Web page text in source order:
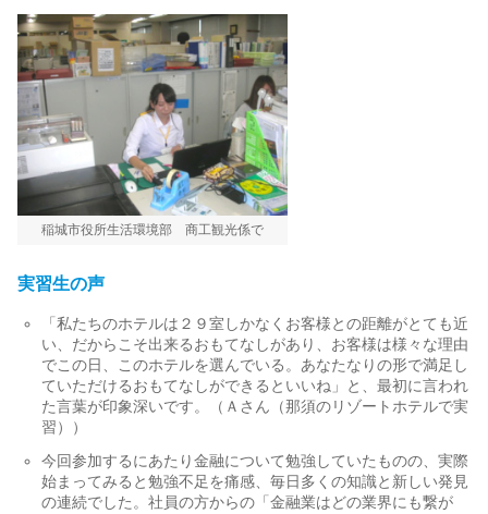
稲城市役所生活環境部 商工観光係で
実習生の声
「私たちのホテルは２９室しかなくお客様との距離がとても近
い、だからこそ出来るおもてなしがあり、お客様は様々な理由
でこの日、このホテルを選んでいる。あなたなりの形で満足し
ていただけるおもてなしができるといいね」と、最初に言われ
た言葉が印象深いです。（Ａさん（那須のリゾートホテルで実
習））
今回参加するにあたり金融について勉強していたものの、実際
始まってみると勉強不足を痛感、毎日多くの知識と新しい発見
の連続でした。社員の方からの「金融業はどの業界にも繋が